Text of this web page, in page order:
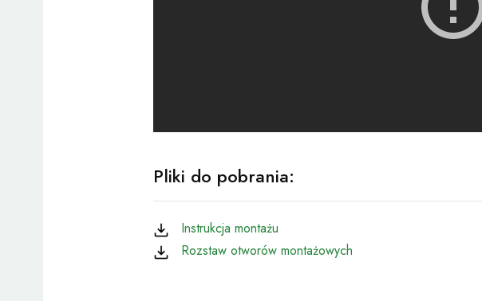
Pliki do pobrania:
Instrukcja montażu
Rozstaw otworów montażowych